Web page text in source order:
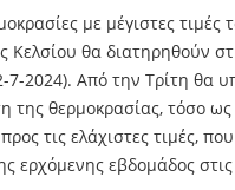
με μέγιστες τιμές
Κελσίου θα διατηρηθούν
7-2024). Από την Τρίτη θα
της θερμοκρασίας, τόσο ως
τις ελάχιστες τιμές,
ερχόμενης εβδομάδος στις